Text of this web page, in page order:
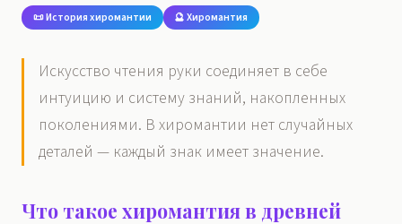
📜 История хиромантии 🔮 Хиромантия
Искусство чтения руки соединяет в себе
интуицию и систему знаний, накопленных
поколениями. В хиромантии нет случайных
деталей — каждый знак имеет значение.
Что такое хиромантия в древней